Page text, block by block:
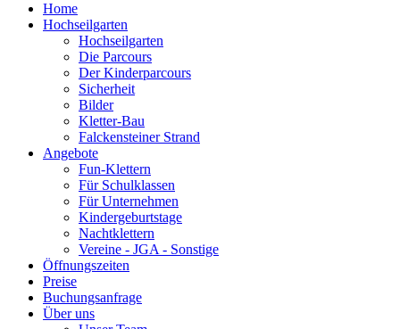
Home
Hochseilgarten
Hochseilgarten
Die Parcours
Der Kinderparcours
Sicherheit
Bilder
Kletter-Bau
Falckensteiner Strand
Angebote
Fun-Klettern
Für Schulklassen
Für Unternehmen
Kindergeburtstage
Nachtklettern
Vereine - JGA - Sonstige
Öffnungszeiten
Preise
Buchungsanfrage
Über uns